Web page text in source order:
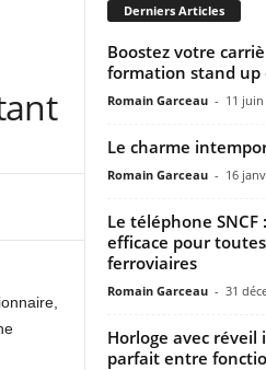
Derniers Articles
Boostez votre
formation stand up
Romain Garceau - 11 juin
Le charme
Romain Garceau - 16
Le téléphone
efficace pour
ferroviaires
Romain Garceau - 31
Horloge avec réveil
parfait entre